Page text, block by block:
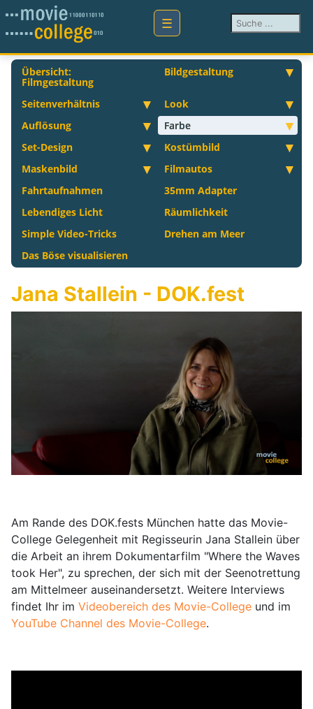
Suchen ...
Übersicht:
Filmgestaltung
Bildgestaltung
Seitenverhältnis
Look
Auflösung
Farbe
Set-Design
Kostümbild
Maskenbild
Filmautos
Fahrtaufnahmen
35mm Adapter
Lebendiges Licht
Räumlichkeit
Simple Video-Tricks
Drehen am Meer
Das Böse visualisieren
Jana Stallein - DOK.fest
Am Rande des DOK.fests München hatte das Movie-
College Gelegenheit mit Regisseurin Jana Stallein über
die Arbeit an ihrem Dokumentarfilm "Where the Waves
took Her", zu sprechen, der sich mit der Seenotrettung
am Mittelmeer auseinandersetzt. Weitere Interviews
findet Ihr im Videobereich des Movie-College und im
YouTube Channel des Movie-College.